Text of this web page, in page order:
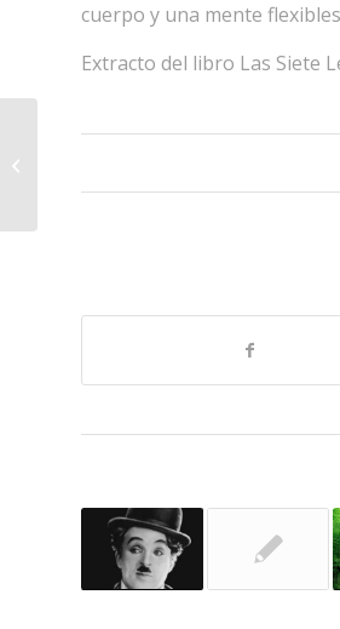
cuerpo y una mente
Extracto del libro Las Siete